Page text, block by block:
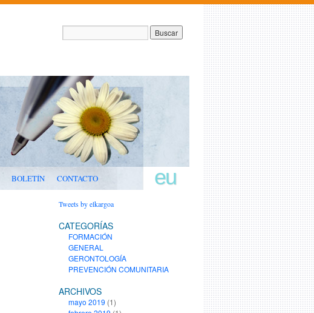
BOLETÍN CONTACTO eu
Tweets by elkargoa
CATEGORÍAS
FORMACIÓN
GENERAL
GERONTOLOGÍA
PREVENCIÓN COMUNITARIA
ARCHIVOS
mayo 2019 (1)